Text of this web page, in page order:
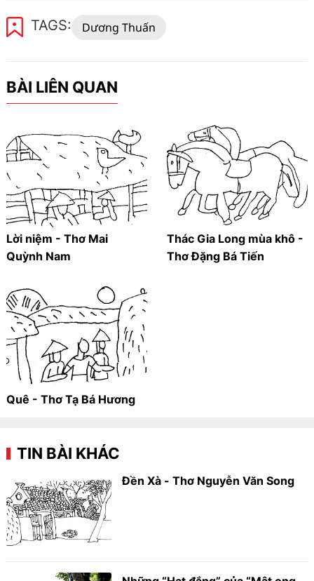
TAGS: Dương Thuấn
BÀI LIÊN QUAN
Lời niệm - Thơ Mai
Quỳnh Nam
Thác Gia Long mùa khô -
Thơ Đặng Bá Tiến
Quê - Thơ Tạ Bá Hương
TIN BÀI KHÁC
Đền Xà - Thơ Nguyễn Văn Song